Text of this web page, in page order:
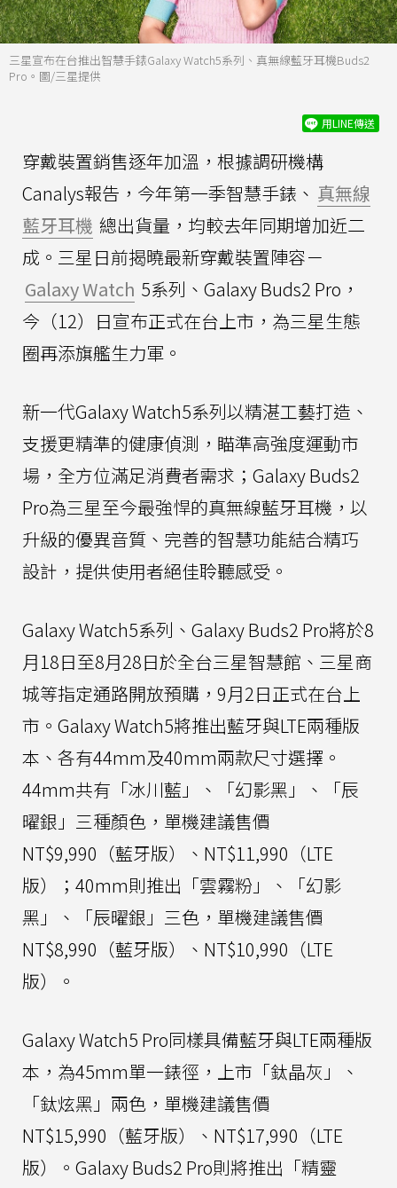
三星宣布在台推出智慧手錶Galaxy Watch5系列、真無線藍牙耳機Buds2
Pro。圖/三星提供
用LINE傳送
穿戴裝置銷售逐年加溫，根據調研機構
Canalys報告，今年第一季智慧手錶、 真無線
藍牙耳機 總出貨量，均較去年同期增加近二
成。三星日前揭曉最新穿戴裝置陣容－
Galaxy Watch 5系列、Galaxy Buds2 Pro，
今（12）日宣布正式在台上市，為三星生態
圈再添旗艦生力軍。
新一代Galaxy Watch5系列以精湛工藝打造、
支援更精準的健康偵測，瞄準高強度運動市
場，全方位滿足消費者需求；Galaxy Buds2
Pro為三星至今最強悍的真無線藍牙耳機，以
升級的優異音質、完善的智慧功能結合精巧
設計，提供使用者絕佳聆聽感受。
Galaxy Watch5系列、Galaxy Buds2 Pro將於8
月18日至8月28日於全台三星智慧館、三星商
城等指定通路開放預購，9月2日正式在台上
市。Galaxy Watch5將推出藍牙與LTE兩種版
本、各有44mm及40mm兩款尺寸選擇。
44mm共有「冰川藍」、「幻影黑」、「辰
曜銀」三種顏色，單機建議售價
NT$9,990（藍牙版）、NT$11,990（LTE
版）；40mm則推出「雲霧粉」、「幻影
黑」、「辰曜銀」三色，單機建議售價
NT$8,990（藍牙版）、NT$10,990（LTE
版）。
Galaxy Watch5 Pro同樣具備藍牙與LTE兩種版
本，為45mm單一錶徑，上市「鈦晶灰」、
「鈦炫黑」兩色，單機建議售價
NT$15,990（藍牙版）、NT$17,990（LTE
版）。Galaxy Buds2 Pro則將推出「精靈